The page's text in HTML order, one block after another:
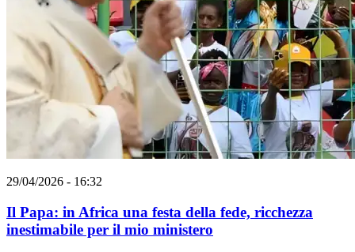
29/04/2026 - 16:32
Il Papa: in Africa una festa della fede, ricchezza
inestimabile per il mio ministero